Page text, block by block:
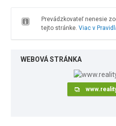
Prevádzkovateľ nenesie
tejto stránke. Viac v
WEBOVÁ STRÁNKA